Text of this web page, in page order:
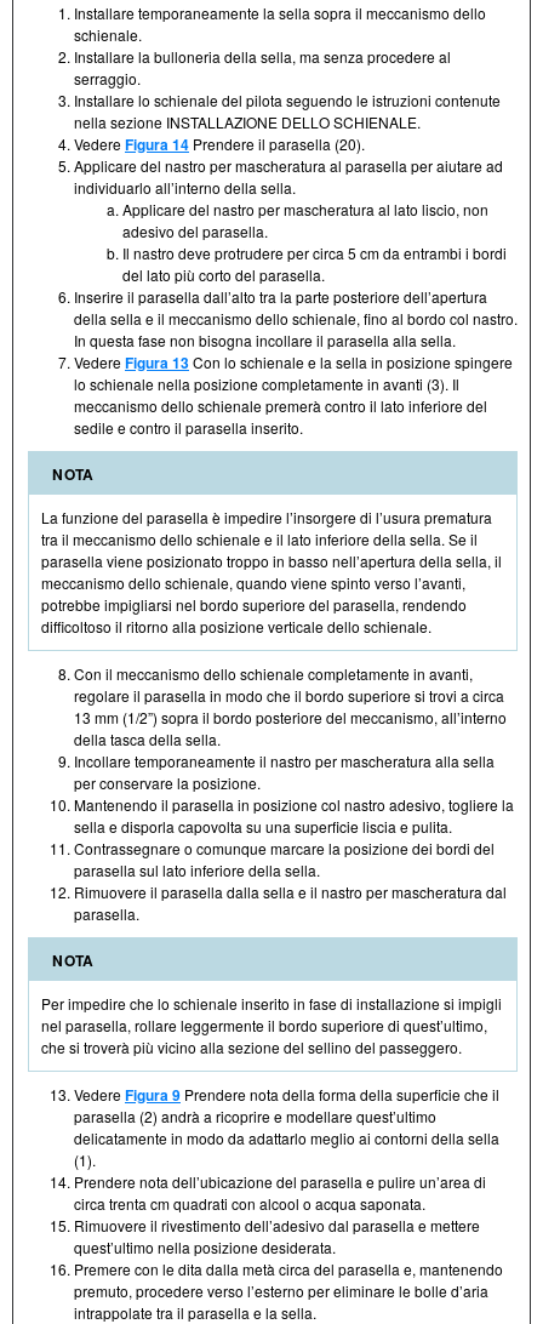
Installare temporaneamente la sella sopra il meccanismo dello
schienale.
Installare la bulloneria della sella, ma senza procedere al
serraggio.
Installare lo schienale del pilota seguendo le istruzioni contenute
nella sezione INSTALLAZIONE DELLO SCHIENALE.
VedereFigura 14 Prendere il parasella (20).
Applicare del nastro per mascheratura al parasella per aiutare ad
individuarlo all’interno della sella.
Applicare del nastro per mascheratura al lato liscio, non
adesivo del parasella.
Il nastro deve protrudere per circa 5 cm da entrambi i bordi
del lato più corto del parasella.
Inserire il parasella dall’alto tra la parte posteriore dell’apertura
della sella e il meccanismo dello schienale, fino al bordo col nastro.
In questa fase non bisogna incollare il parasella alla sella.
VedereFigura 13Con lo schienale e la sella in posizione spingere
lo schienale nella posizione completamente in avanti (3). Il
meccanismo dello schienale premerà contro il lato inferiore del
sedile e contro il parasella inserito.
NOTA
La funzione del parasella è impedire l’insorgere di l’usura prematura
tra il meccanismo dello schienale e il lato inferiore della sella. Se il
parasella viene posizionato troppo in basso nell’apertura della sella, il
meccanismo dello schienale, quando viene spinto verso l’avanti,
potrebbe impigliarsi nel bordo superiore del parasella, rendendo
difficoltoso il ritorno alla posizione verticale dello schienale.
Con il meccanismo dello schienale completamente in avanti,
regolare il parasella in modo che il bordo superiore si trovi a circa
13 mm (1/2”) sopra il bordo posteriore del meccanismo, all’interno
della tasca della sella.
Incollare temporaneamente il nastro per mascheratura alla sella
per conservare la posizione.
Mantenendo il parasella in posizione col nastro adesivo, togliere la
sella e disporla capovolta su una superficie liscia e pulita.
Contrassegnare o comunque marcare la posizione dei bordi del
parasella sul lato inferiore della sella.
Rimuovere il parasella dalla sella e il nastro per mascheratura dal
parasella.
NOTA
Per impedire che lo schienale inserito in fase di installazione si impigli
nel parasella, rollare leggermente il bordo superiore di quest’ultimo,
che si troverà più vicino alla sezione del sellino del passeggero.
VedereFigura 9 Prendere nota della forma della superficie che il
parasella (2) andrà a ricoprire e modellare quest’ultimo
delicatamente in modo da adattarlo meglio ai contorni della sella
(1).
Prendere nota dell’ubicazione del parasella e pulire un’area di
circa trenta cm quadrati con alcool o acqua saponata.
Rimuovere il rivestimento dell’adesivo dal parasella e mettere
quest’ultimo nella posizione desiderata.
Premere con le dita dalla metà circa del parasella e, mantenendo
premuto, procedere verso l’esterno per eliminare le bolle d’aria
intrappolate tra il parasella e la sella.